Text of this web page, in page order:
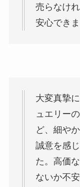
売らなけ
安心でき
大変真摯
ュエリー
ど、細や
誠意を感
た。高価
ないか不